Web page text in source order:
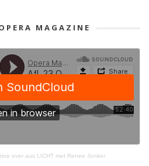
MAGAZINE
over aus LICHT met Renee Jonker